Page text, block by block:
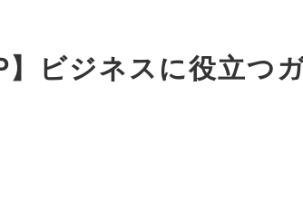
機能紹介
】ビジネスに役立つ